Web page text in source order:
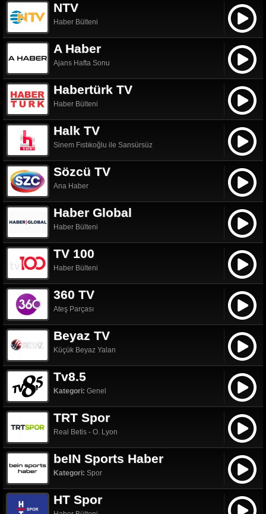
NTV
Haber Bülteni
A Haber
Ajans Hafta Sonu
Habertürk TV
Haber Bülteni
Halk TV
Sinem Fıstıkoğlu ile Sansürsüz
Sözcü TV
Ana Haber
Haber Global
Haber Bülteni
TV 100
Haber Bülteni
360 TV
Ateş Parçası
Beyaz TV
Küçük Beyaz Yalan
Tv8.5
Kategori: Genel
TRT Spor
Real Betis - O. Lyon
beIN Sports Haber
Kategori: Spor
HT Spor